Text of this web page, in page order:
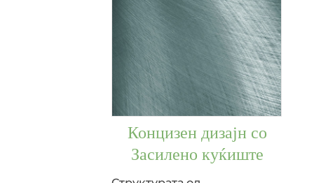
Концизен дизајн со
Засилено куќиште